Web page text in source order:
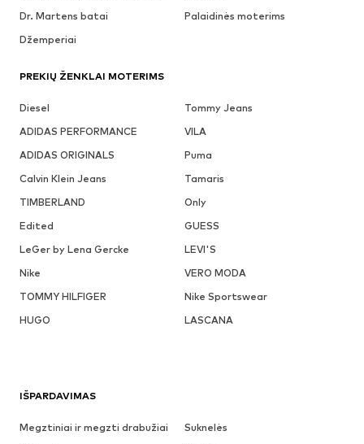
Dr. Martens batai
Palaidinės moterims
Džemperiai
PREKIŲ ŽENKLAI MOTERIMS
Diesel
Tommy Jeans
ADIDAS PERFORMANCE
VILA
ADIDAS ORIGINALS
Puma
Calvin Klein Jeans
Tamaris
TIMBERLAND
Only
Edited
GUESS
LeGer by Lena Gercke
LEVI'S
Nike
VERO MODA
TOMMY HILFIGER
Nike Sportswear
HUGO
LASCANA
IŠPARDAVIMAS
Megztiniai ir megzti drabužiai
Suknelės